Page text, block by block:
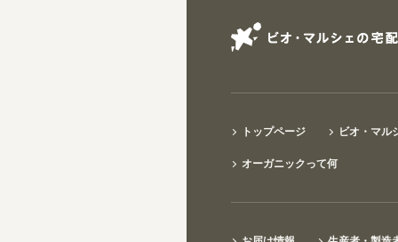
トップページ ビオ・マル
オーガニックって何